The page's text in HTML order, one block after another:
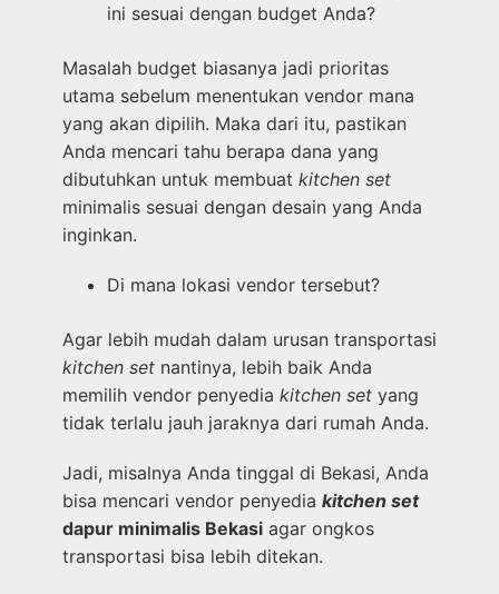
ini sesuai dengan budget Anda?
Masalah budget biasanya jadi prioritas
utama sebelum menentukan vendor mana
yang akan dipilih. Maka dari itu, pastikan
Anda mencari tahu berapa dana yang
dibutuhkan untuk membuat kitchen set
minimalis sesuai dengan desain yang Anda
inginkan.
Di mana lokasi vendor tersebut?
Agar lebih mudah dalam urusan transportasi
kitchen set nantinya, lebih baik Anda
memilih vendor penyedia kitchen set yang
tidak terlalu jauh jaraknya dari rumah Anda.
Jadi, misalnya Anda tinggal di Bekasi, Anda
bisa mencari vendor penyedia kitchen set
dapur minimalis Bekasi agar ongkos
transportasi bisa lebih ditekan.